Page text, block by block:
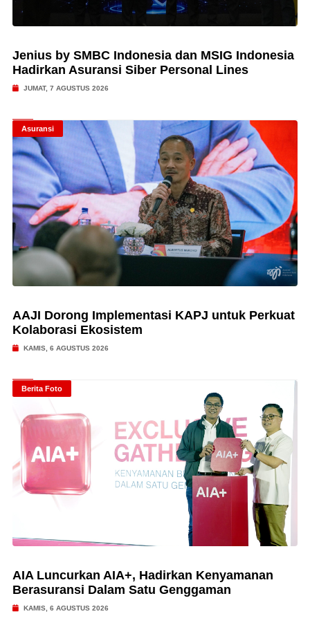
Jenius by SMBC Indonesia dan MSIG Indonesia
Hadirkan Asuransi Siber Personal Lines
JUMAT, 7 AGUSTUS 2026
Asuransi
AAJI Dorong Implementasi KAPJ untuk Perkuat
Kolaborasi Ekosistem
KAMIS, 6 AGUSTUS 2026
Berita Foto
AIA Luncurkan AIA+, Hadirkan Kenyamanan
Berasuransi Dalam Satu Genggaman
KAMIS, 6 AGUSTUS 2026